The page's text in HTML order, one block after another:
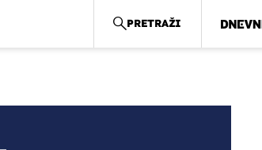
PRETRAŽI